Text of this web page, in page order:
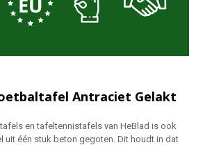
Antraciet Gelakt
en tafeltennistafels van HeBlad is ook
uit één stuk beton gegoten. Dit houdt in dat